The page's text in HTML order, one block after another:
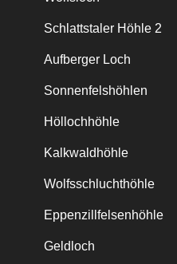
Schlattstaler Höhle 2
Aufberger Loch
Sonnenfelshöhlen
Höllochhöhle
Kalkwaldhöhle
Wolfsschluchthöhle
Eppenzillfelsenhöhle
Geldloch